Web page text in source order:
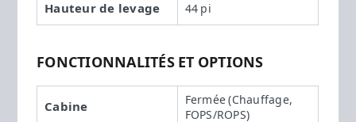
Hauteur de levage 44 pi
FONCTIONNALITÉS ET OPTIONS
Cabine
Fermée (Chauffage,
FOPS/ROPS)